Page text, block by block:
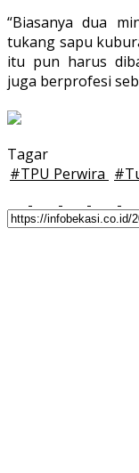
“Biasanya dua
tukang sapu
itu pun harus
juga berprofesi
Tagar
#TPU Perwira #